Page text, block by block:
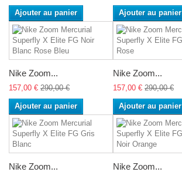
Ajouter au panier Ajouter au panier
Nike Zoom...
157,00 € 290,00 €
Ajouter au panier
Nike Zoom...
157,00 € 290,00 €
Ajouter au panier
Nike Zoom... Nike Zoom...